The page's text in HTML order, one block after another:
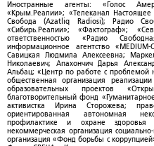
Иностранные агенты: «Голос
«Крым.Реалии»; «Телеканал
Свобода (Azatliq Radiosi); Радио
«Сибирь.Реалии»; «Фактограф»;
ответственностью «Радио
информационное агентство
Савицкая Людмила Алексеевна;
Николаевич; Апахончич Дарья
Альбац; «Центр по работе с проблемой
общественная организация
образовательных проектов
благотворительный фонд
активистка Ирина Сторожева;
ориентированная автономная
профилактике и охране
некоммерческая организация
организация «Фонд борьбы с